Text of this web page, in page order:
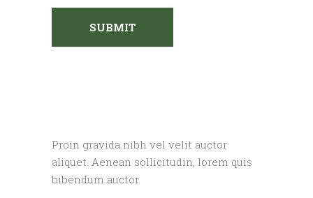
Proin gravida nibh vel velit auctor
aliquet. Aenean sollicitudin, lorem quis
bibendum auctor.